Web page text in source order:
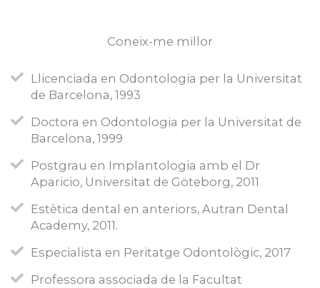
Coneix-me millor
Llicenciada en Odontologia per la Universitat
de Barcelona, ​​1993
Doctora en Odontologia per la Universitat de
Barcelona, ​​1999
Postgrau en Implantologia amb el Dr
Aparicio, Universitat de Göteborg, 2011
Estètica dental en anteriors, Autran Dental
Academy, 2011.
Especialista en Peritatge Odontològic, 2017
Professora associada de la Facultat